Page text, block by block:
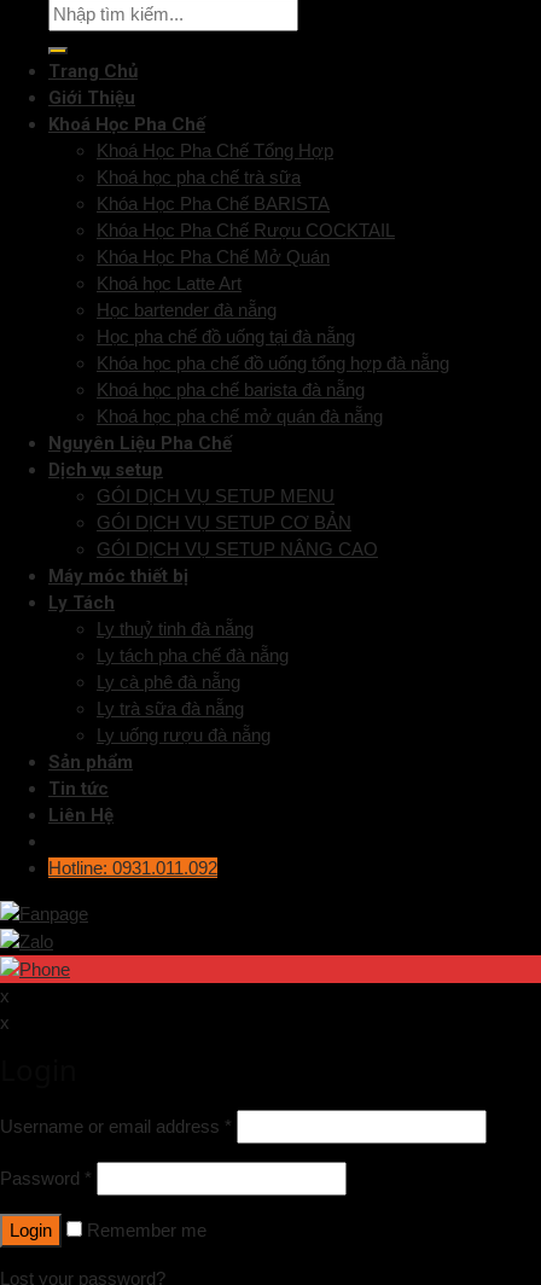
Trang Chủ
Giới Thiệu
Khoá Học Pha Chế
Khoá Học Pha Chế Tổng Hợp
Khoá học pha chế trà sữa
Khóa Học Pha Chế BARISTA
Khóa Học Pha Chế Rượu COCKTAIL
Khóa Học Pha Chế Mở Quán
Khoá học Latte Art
Học bartender đà nẵng
Học pha chế đồ uống tại đà nẵng
Khóa học pha chế đồ uống tổng hợp đà nẵng
Khoá học pha chế barista đà nẵng
Khoá học pha chế mở quán đà nẵng
Nguyên Liệu Pha Chế
Dịch vụ setup
GÓI DỊCH VỤ SETUP MENU
GÓI DỊCH VỤ SETUP CƠ BẢN
GÓI DỊCH VỤ SETUP NÂNG CAO
Máy móc thiết bị
Ly Tách
Ly thuỷ tinh đà nẵng
Ly tách pha chế đà nẵng
Ly cà phê đà nẵng
Ly trà sữa đà nẵng
Ly uống rượu đà nẵng
Sản phẩm
Tin tức
Liên Hệ
Hotline: 0931.011.092
x
x
Username or email address *
Password *
Login Remember me
Lost your password?